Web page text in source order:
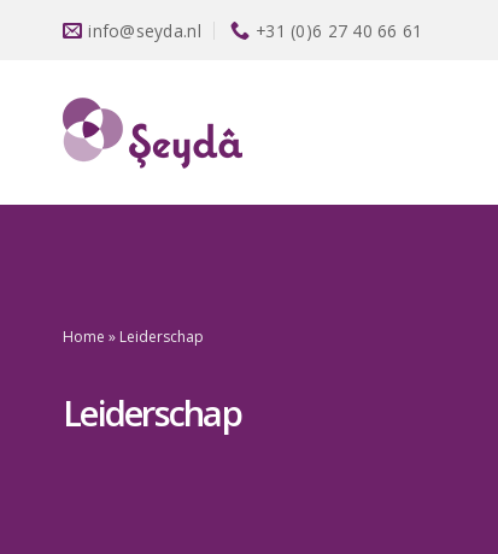
info@seyda.nl +31 (0)6 27 40 66 61
Home » Leiderschap
Leiderschap